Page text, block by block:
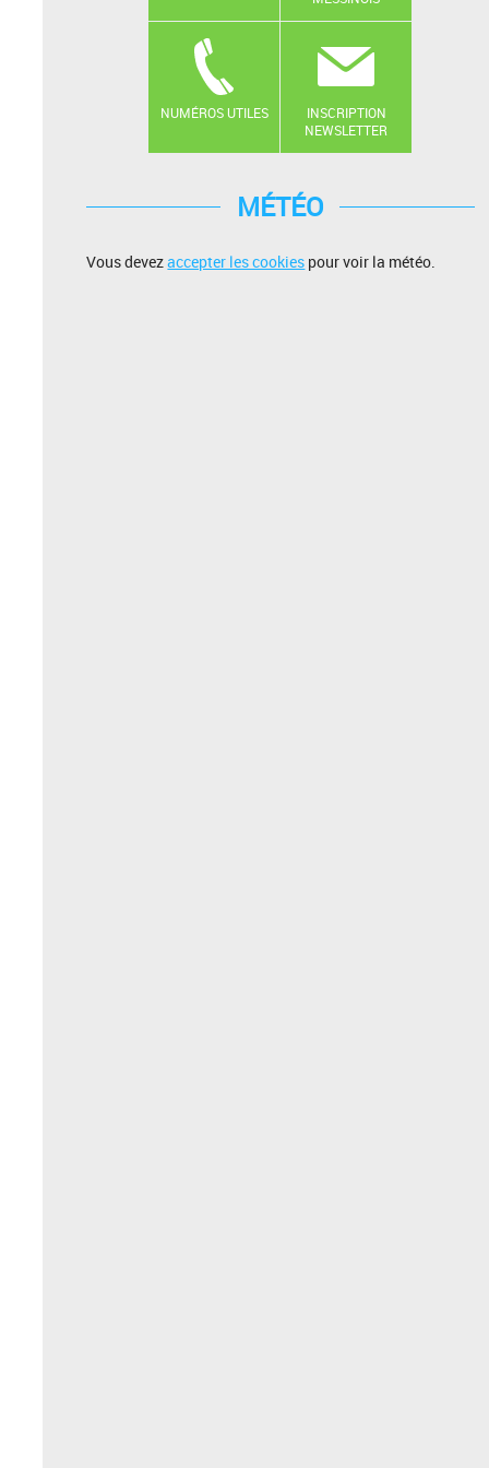
NUMÉROS UTILES
INSCRIPTION
NEWSLETTER
MÉTÉO
Vous devezaccepter les cookies pour voir la météo.